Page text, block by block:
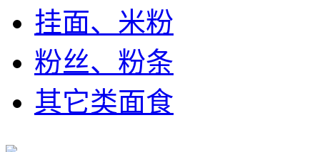
挂面、米粉
粉丝、粉条
其它类面食